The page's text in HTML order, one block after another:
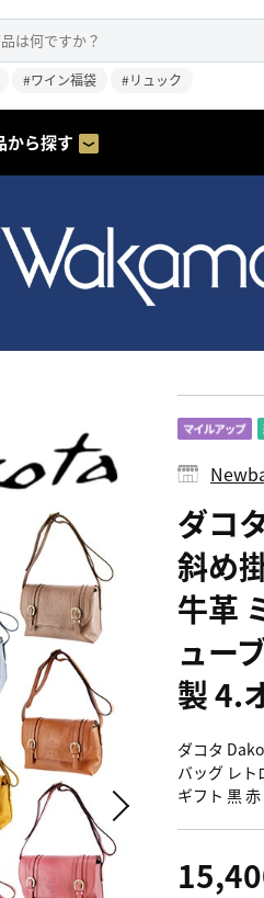
#ワイン福袋 #リュック
から探す
ダコ
斜め
牛革
ュー
製 4.
ダコタ
バッグ レト
ギフト 黒